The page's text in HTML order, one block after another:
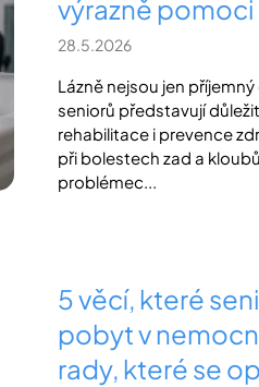
výrazně pomoci
28.5.2026
Lázně nejsou jen
seniorů představují
rehabilitace i prevence
při bolestech zad a
problémec...
5 věcí, které
pobyt v
rady, které se